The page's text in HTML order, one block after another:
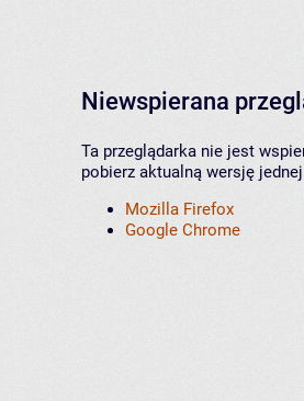
Niewspierana
Ta przeglądarka nie jest
pobierz aktualną wersję
Mozilla Firefox
Google Chrome